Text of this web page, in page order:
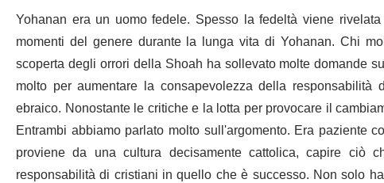
Yohanan era un uomo fedele. Spesso la fedeltà viene
momenti del genere durante la lunga vita di Yohanan. Chi
scoperta degli orrori della Shoah ha sollevato molte domande
molto per aumentare la consapevolezza della
ebraico. Nonostante le critiche e la lotta per provocare il
Entrambi abbiamo parlato molto sull'argomento. Era paziente
proviene da una cultura decisamente cattolica, capire
responsabilità di cristiani in quello che è successo. Non solo